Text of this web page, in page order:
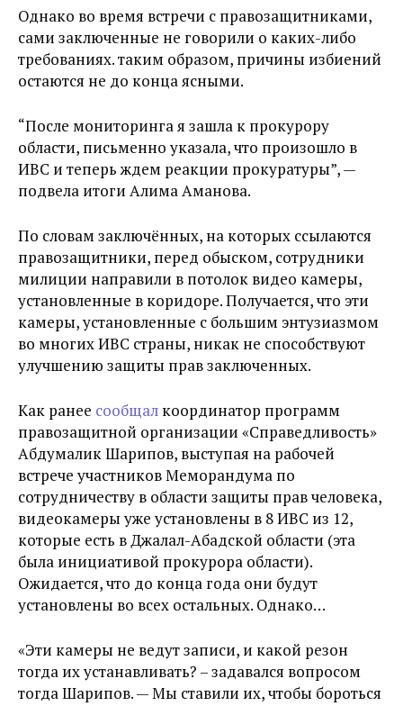
Однако во время встречи с правозащитниками,
сами заключенные не говорили о каких-либо
требованиях. таким образом, причины избиений
остаются не до конца ясными.
“После мониторинга я зашла к прокурору
области, письменно указала, что произошло в
ИВС и теперь ждем реакции прокуратуры”, —
подвела итоги Алима Аманова.
По словам заключённых, на которых ссылаются
правозащитники, перед обыском, сотрудники
милиции направили в потолок видео камеры,
установленные в коридоре. Получается, что эти
камеры, установленные с большим энтузиазмом
во многих ИВС страны, никак не способствуют
улучшению защиты прав заключенных.
Как ранее сообщал координатор программ
правозащитной организации «Справедливость»
Абдумалик Шарипов, выступая на рабочей
встрече участников Меморандума по
сотрудничеству в области защиты прав человека,
видеокамеры уже установлены в 8 ИВС из 12,
которые есть в Джалал-Абадской области (эта
была инициативой прокурора области).
Ожидается, что до конца года они будут
установлены во всех остальных. Однако…
«Эти камеры не ведут записи, и какой резон
тогда их устанавливать? – задавался вопросом
тогда Шарипов. — Мы ставили их, чтобы бороться